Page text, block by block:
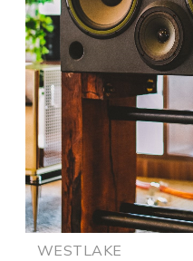
WESTLAKE